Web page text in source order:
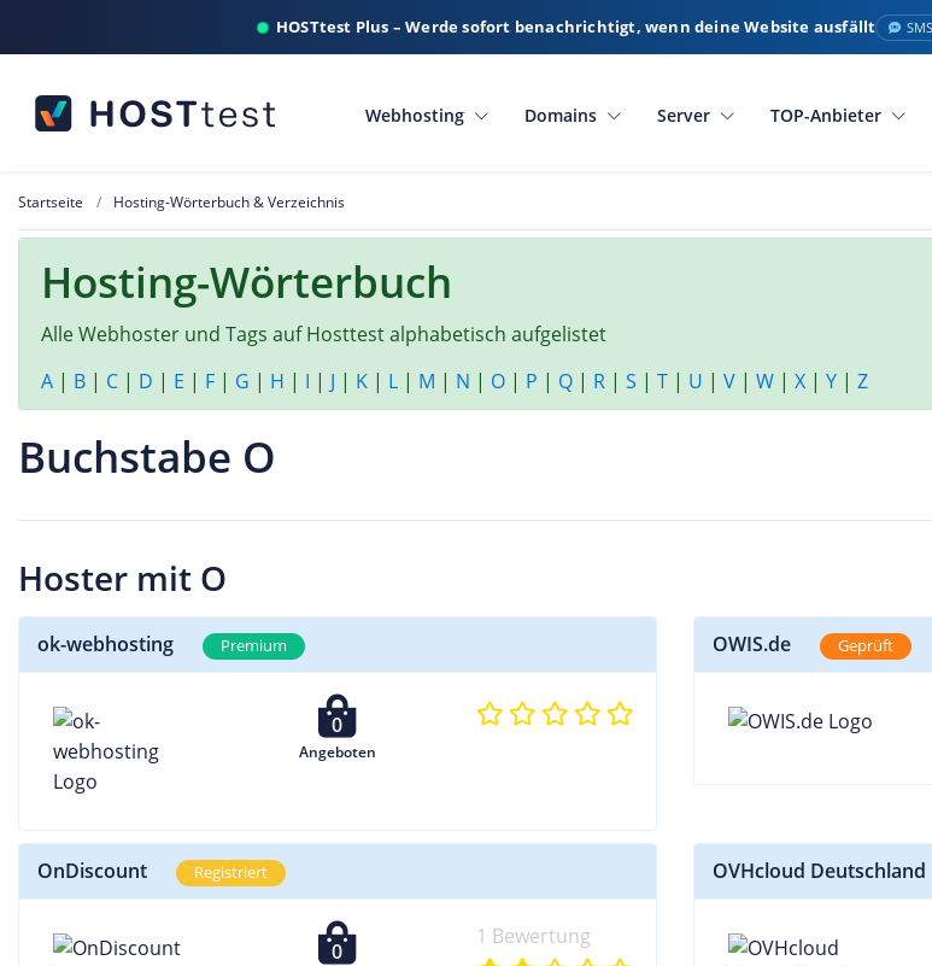
HOSTtest Plus – Werde sofort benachrichtigt, wenn deine Website ausfällt SMS
Webhosting Domains Server TOP-Anbieter
Startseite Hosting-Wörterbuch & Verzeichnis
Hosting-Wörterbuch
Alle Webhoster und Tags auf Hosttest alphabetisch aufgelistet
A| B| C| D | E | F| G | H | I | J | K| L| M | N | O| P | Q| R| S | T| U | V| W| X| Y| Z
Buchstabe O
Hoster mit O
ok-webhosting Premium
0
Angeboten
OWIS.de Geprüft
OnDiscount Registriert
0
1 Bewertung
OVHcloud Deutschland